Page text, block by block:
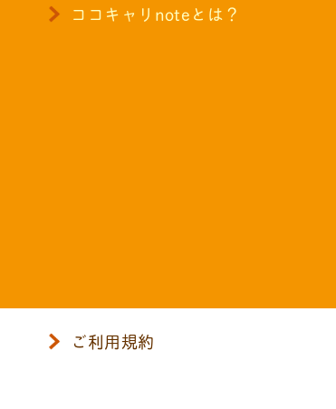
ココキャリnoteとは？
ご利用規約